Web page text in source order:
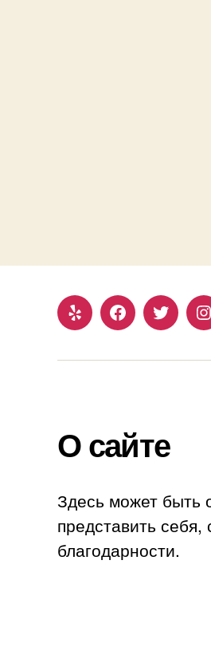
Yelp FacebookTwitter
О сайте
Здесь может быть
представить себя,
благодарности.